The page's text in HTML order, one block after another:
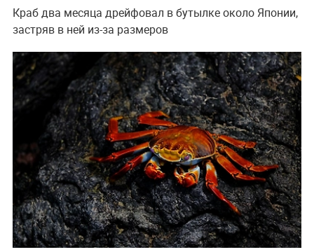
Краб два месяца дрейфовал в бутылке около Японии,
застряв в ней из-за размеров